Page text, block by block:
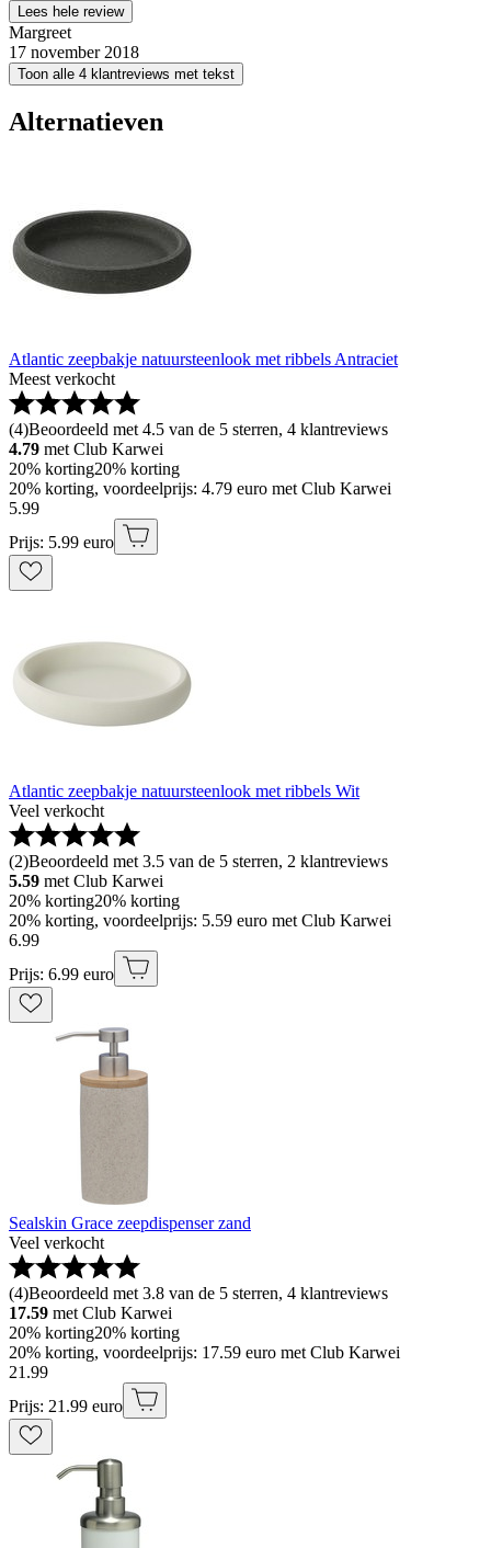
Lees hele review
Margreet
17 november 2018
Toon alle 4 klantreviews met tekst
Alternatieven
Atlantic zeepbakje natuursteenlook met ribbels Antraciet
Meest verkocht
(4)Beoordeeld met 4.5 van de 5 sterren, 4 klantreviews
4.79 met Club Karwei
20% korting20% korting
20% korting, voordeelprijs: 4.79 euro met Club Karwei
5.99
Prijs: 5.99 euro
Atlantic zeepbakje natuursteenlook met ribbels Wit
Veel verkocht
(2)Beoordeeld met 3.5 van de 5 sterren, 2 klantreviews
5.59 met Club Karwei
20% korting20% korting
20% korting, voordeelprijs: 5.59 euro met Club Karwei
6.99
Prijs: 6.99 euro
Sealskin Grace zeepdispenser zand
Veel verkocht
(4)Beoordeeld met 3.8 van de 5 sterren, 4 klantreviews
17.59 met Club Karwei
20% korting20% korting
20% korting, voordeelprijs: 17.59 euro met Club Karwei
21 .99
Prijs: 21.99 euro